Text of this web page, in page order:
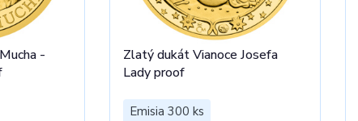
-
Zlatý dukát Vianoce Josefa
Lady proof
Emisia 300 ks